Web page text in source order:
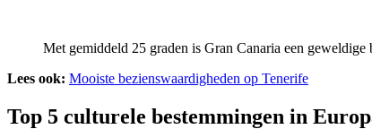
Met gemiddeld 25 graden is Gran Canaria een geweldige
Lees ook: Mooiste bezienswaardigheden op Tenerife
Top 5 culturele bestemmingen in